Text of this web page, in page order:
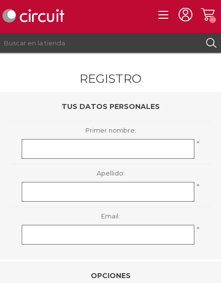
(0)
REGISTRO
TUS DATOS PERSONALES
Primer nombre:
*
Apellido:
*
Email:
*
OPCIONES